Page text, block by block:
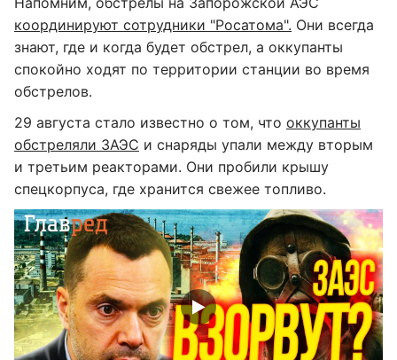
координируют сотрудники "Росатома". Они всегда
знают, где и когда будет обстрел, а оккупанты
спокойно ходят по территории станции во время
обстрелов.
29 августа стало известно о том, что оккупанты
обстреляли ЗАЭС и снаряды упали между вторым
и третьим реакторами. Они пробили крышу
спецкорпуса, где хранится свежее топливо.